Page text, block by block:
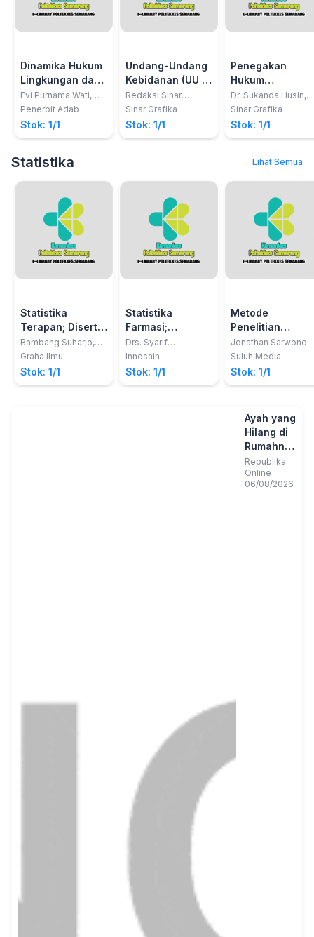
Dinamika Hukum
Lingkungan dan
Penerapannya
Evi Purnama Wati,
SH, MH; Ardiana
Penerbit Adab
Stok: 1/1
Undang-Undang
Kebidanan (UU RI
No. 4 Tahun
2019)
Redaksi Sinar
Grafika
Sinar Grafika
Stok: 1/1
Penegakan
Hukum
Lingkungan
(Edisi Revisi)
Dr. Sukanda Husin,
S.H., LL.M.
Sinar Grafika
Stok: 1/1
Statistika Lihat Semua
Statistika
Terapan; Disertai
Contoh Aplikasi
dengan SPSS
Bambang Suharjo,
M.Si
Graha Ilmu
Stok: 1/1
Statistika
Farmasi;
Dilengkapi
Perhitungan
Statistik Excel
dan SPSS
Drs. Syarif
Hidayatullah, M.Kom.
Innosain
Stok: 1/1
Metode
Penelitian
Kuantitatif dan
Kualitatif Edisi 2
Jonathan Sarwono
Suluh Media
Stok: 1/1
Ayah yang
Hilang di
Rumahnya
Sendiri
Republika
Online
06/08/2026